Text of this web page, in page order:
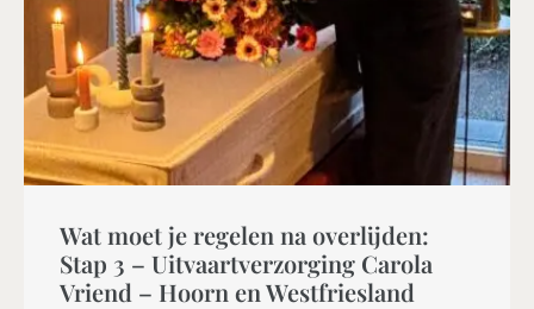
Wat moet je regelen na overlijden:
Stap 3 – Uitvaartverzorging Carola
Vriend – Hoorn en Westfriesland